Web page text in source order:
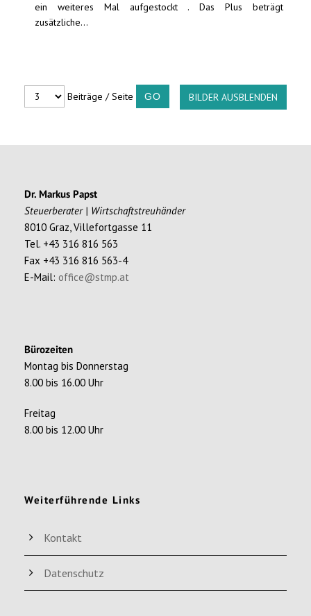
ein weiteres Mal aufgestockt . Das Plus beträgt
zusätzliche...
Beiträge / Seite BILDER AUSBLENDEN
Dr. Markus Papst
Steuerberater | Wirtschaftstreuhänder
8010 Graz, Villefortgasse 11
Tel. +43 316 816 563
Fax +43 316 816 563-4
E-Mail: office@stmp.at
Bürozeiten
Montag bis Donnerstag
8.00 bis 16.00 Uhr
Freitag
8.00 bis 12.00 Uhr
Weiterführende Links
Kontakt
Datenschutz